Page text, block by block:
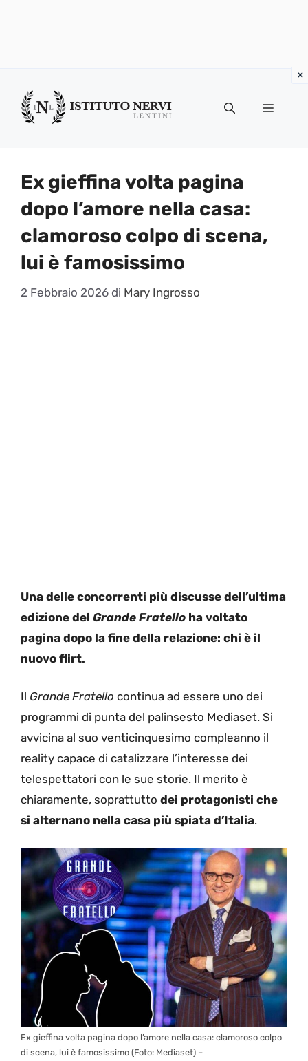
contenuto
Menu
Ex gieffina volta pagina
dopo l’amore nella casa:
clamoroso colpo di scena,
lui è famosissimo
2 Febbraio 2026 di Mary Ingrosso
Una delle concorrenti più discusse dell’ultima
edizione del Grande Fratello ha voltato
pagina dopo la fine della relazione: chi è il
nuovo flirt.
Il Grande Fratello continua ad essere uno dei
programmi di punta del palinsesto Mediaset. Si
avvicina al suo venticinquesimo compleanno il
reality capace di catalizzare l’interesse dei
telespettatori con le sue storie. Il merito è
chiaramente, soprattutto dei protagonisti che
si alternano nella casa più spiata d’Italia.
Ex gieffina volta pagina dopo l’amore nella casa: clamoroso colpo
di scena, lui è famosissimo (Foto: Mediaset) –